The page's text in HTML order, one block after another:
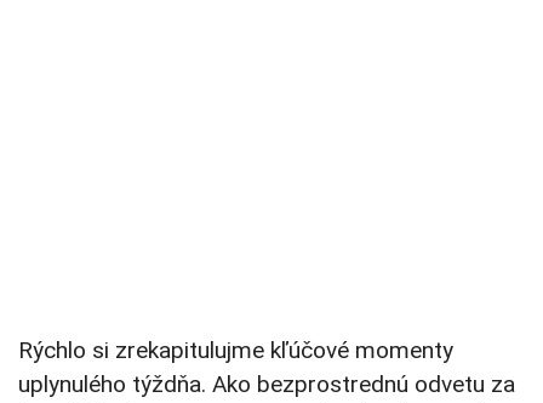
Rýchlo si zrekapitulujme kľúčové momenty
uplynulého týždňa. Ako bezprostrednú odvetu za